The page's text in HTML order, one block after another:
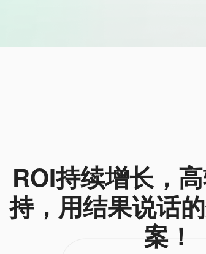
ROI持续增长，
持，用结果说话
案！